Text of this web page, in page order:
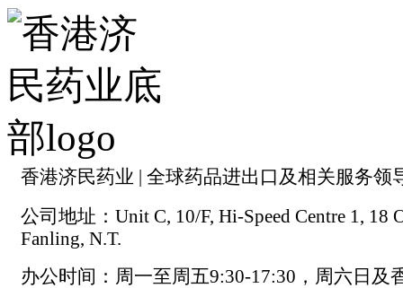
香港济民药业 | 全球药品进出口及相关服务领
公司地址：Unit C, 10/F, Hi-Speed Centre 1, 18
Fanling, N.T.
办公时间：周一至周五9:30-17:30，周六日及